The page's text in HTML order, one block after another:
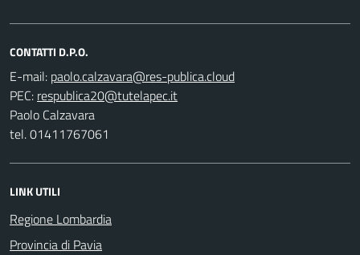
CONTATTI D.P.O.
E-mail:
PEC:
Paolo Calzavara
tel. 01411767061
LINK UTILI
Regione Lombardia
Provincia di Pavia